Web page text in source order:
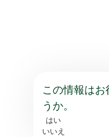
この情報はお
うか。
はい
いいえ